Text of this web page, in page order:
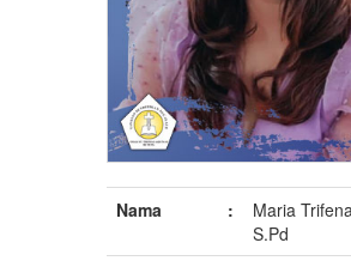
Nama :
Maria
S.Pd